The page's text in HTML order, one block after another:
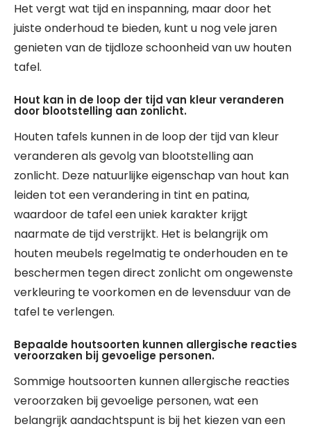
Het vergt wat tijd en inspanning, maar door het
juiste onderhoud te bieden, kunt u nog vele jaren
genieten van de tijdloze schoonheid van uw houten
tafel.
Hout kan in de loop der tijd van kleur veranderen
door blootstelling aan zonlicht.
Houten tafels kunnen in de loop der tijd van kleur
veranderen als gevolg van blootstelling aan
zonlicht. Deze natuurlijke eigenschap van hout kan
leiden tot een verandering in tint en patina,
waardoor de tafel een uniek karakter krijgt
naarmate de tijd verstrijkt. Het is belangrijk om
houten meubels regelmatig te onderhouden en te
beschermen tegen direct zonlicht om ongewenste
verkleuring te voorkomen en de levensduur van de
tafel te verlengen.
Bepaalde houtsoorten kunnen allergische reacties
veroorzaken bij gevoelige personen.
Sommige houtsoorten kunnen allergische reacties
veroorzaken bij gevoelige personen, wat een
belangrijk aandachtspunt is bij het kiezen van een